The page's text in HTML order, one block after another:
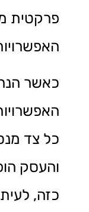
פרקטית
כאשר
כל צד
והעסק
כזה,